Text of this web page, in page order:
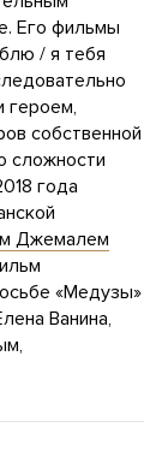
Его фильмы
/ я тебя
героем,
собственной
сложности
года
Джемалем
«Медузы»
Ванина,